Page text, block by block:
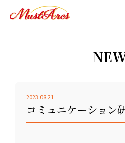
2023.08.21
コミュニケーション